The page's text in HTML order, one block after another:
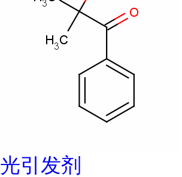
光引发剂